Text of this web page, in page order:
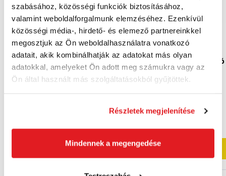
szabásához, közösségi funkciók biztosításához,
valamint weboldalforgalmunk elemzéséhez. Ezenkívül
közösségi média-, hirdető- és elemező partnereinkkel
megosztjuk az Ön weboldalhasználatra vonatkozó
adatait, akik kombinálhatják az adatokat más olyan
adatokkal, amelyeket Ön adott meg számukra vagy az
Ön által használt más szolgáltatásokból gyűjtöttek.
Részletek megjelenítése
Mindennek a megengedése
FISKARS Functional Form
tálaló készlet, matt kivitel
| 1002959
1002959
Kosárba
FISKARS Alap
Funkcionális Formázó
Szerszámkészlet |
1027306
1027306
8 250 Ft
6 500 Ft ÁFA nélkül